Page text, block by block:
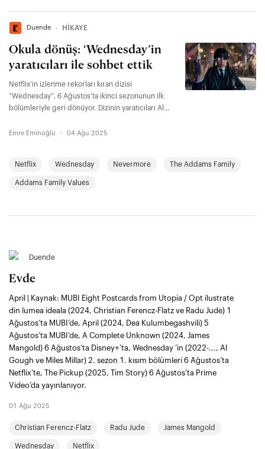
Duende ∙ HİKAYE
Okula dönüş: ‘Wednesday’in
yaratıcıları ile sohbet ettik
Netflix’in izlenme rekorları kıran dizisi
“Wednesday”, 6 Ağustos’ta ikinci sezonunun ilk
bölümleriyle geri dönüyor. Dizinin yaratıcıları Al
konuştuk.
Emre Eminoğlu · 04 Ağu 2025
Netflix Wednesday Nevermore The Addams Family
Addams Family Values
Duende
Evde
April | Kaynak: MUBI Eight Postcards from Utopia / Opt ilustrate
din lumea ideala (2024, Christian Ferencz-Flatz ve Radu Jude) 1
Ağustos’ta MUBI’de, April (2024, Dea Kulumbegashvili) 5
Ağustos’ta MUBI’de, A Complete Unknown (2024, James
Mangold) 6 Ağustos’ta Disney+’ta, Wednesday ’in (2022-..., Al
Gough ve Miles Millar) 2. sezon 1. kısım bölümleri 6 Ağustos’ta
Netflix’te, The Pickup (2025, Tim Story) 6 Ağustos’ta Prime
Video’da yayınlanıyor.
01 Ağu 2025
Christian Ferencz-Flatz Radu Jude James Mangold
Wednesday Netflix